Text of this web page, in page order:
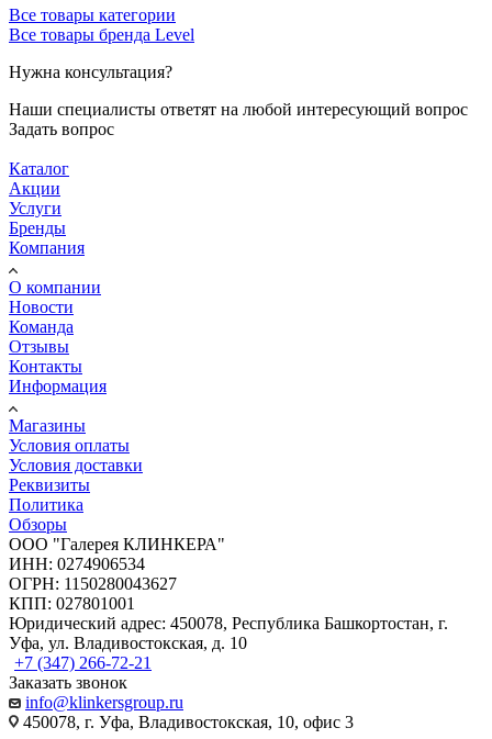
Все товары категории
Все товары бренда Level
Нужна консультация?
Наши специалисты ответят на любой интересующий вопрос
Задать вопрос
Каталог
Акции
Услуги
Бренды
Компания
О компании
Новости
Команда
Отзывы
Контакты
Информация
Магазины
Условия оплаты
Условия доставки
Реквизиты
Политика
Обзоры
ООО "Галерея КЛИНКЕРА"
ИНН: 0274906534
ОГРН: 1150280043627
КПП: 027801001
Юридический адрес: 450078, Республика Башкортостан, г.
Уфа, ул. Владивостокская, д. 10
+7 (347) 266-72-21
Заказать звонок
info@klinkersgroup.ru
450078, г. Уфа, Владивостокская, 10, офис 3